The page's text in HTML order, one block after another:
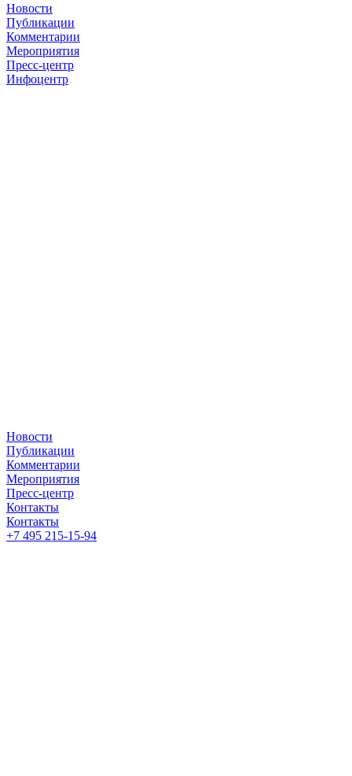
Новости
Публикации
Комментарии
Мероприятия
Пресс-центр
Инфоцентр
Новости
Публикации
Комментарии
Мероприятия
Пресс-центр
Контакты
Контакты
+7 495 215-15-94